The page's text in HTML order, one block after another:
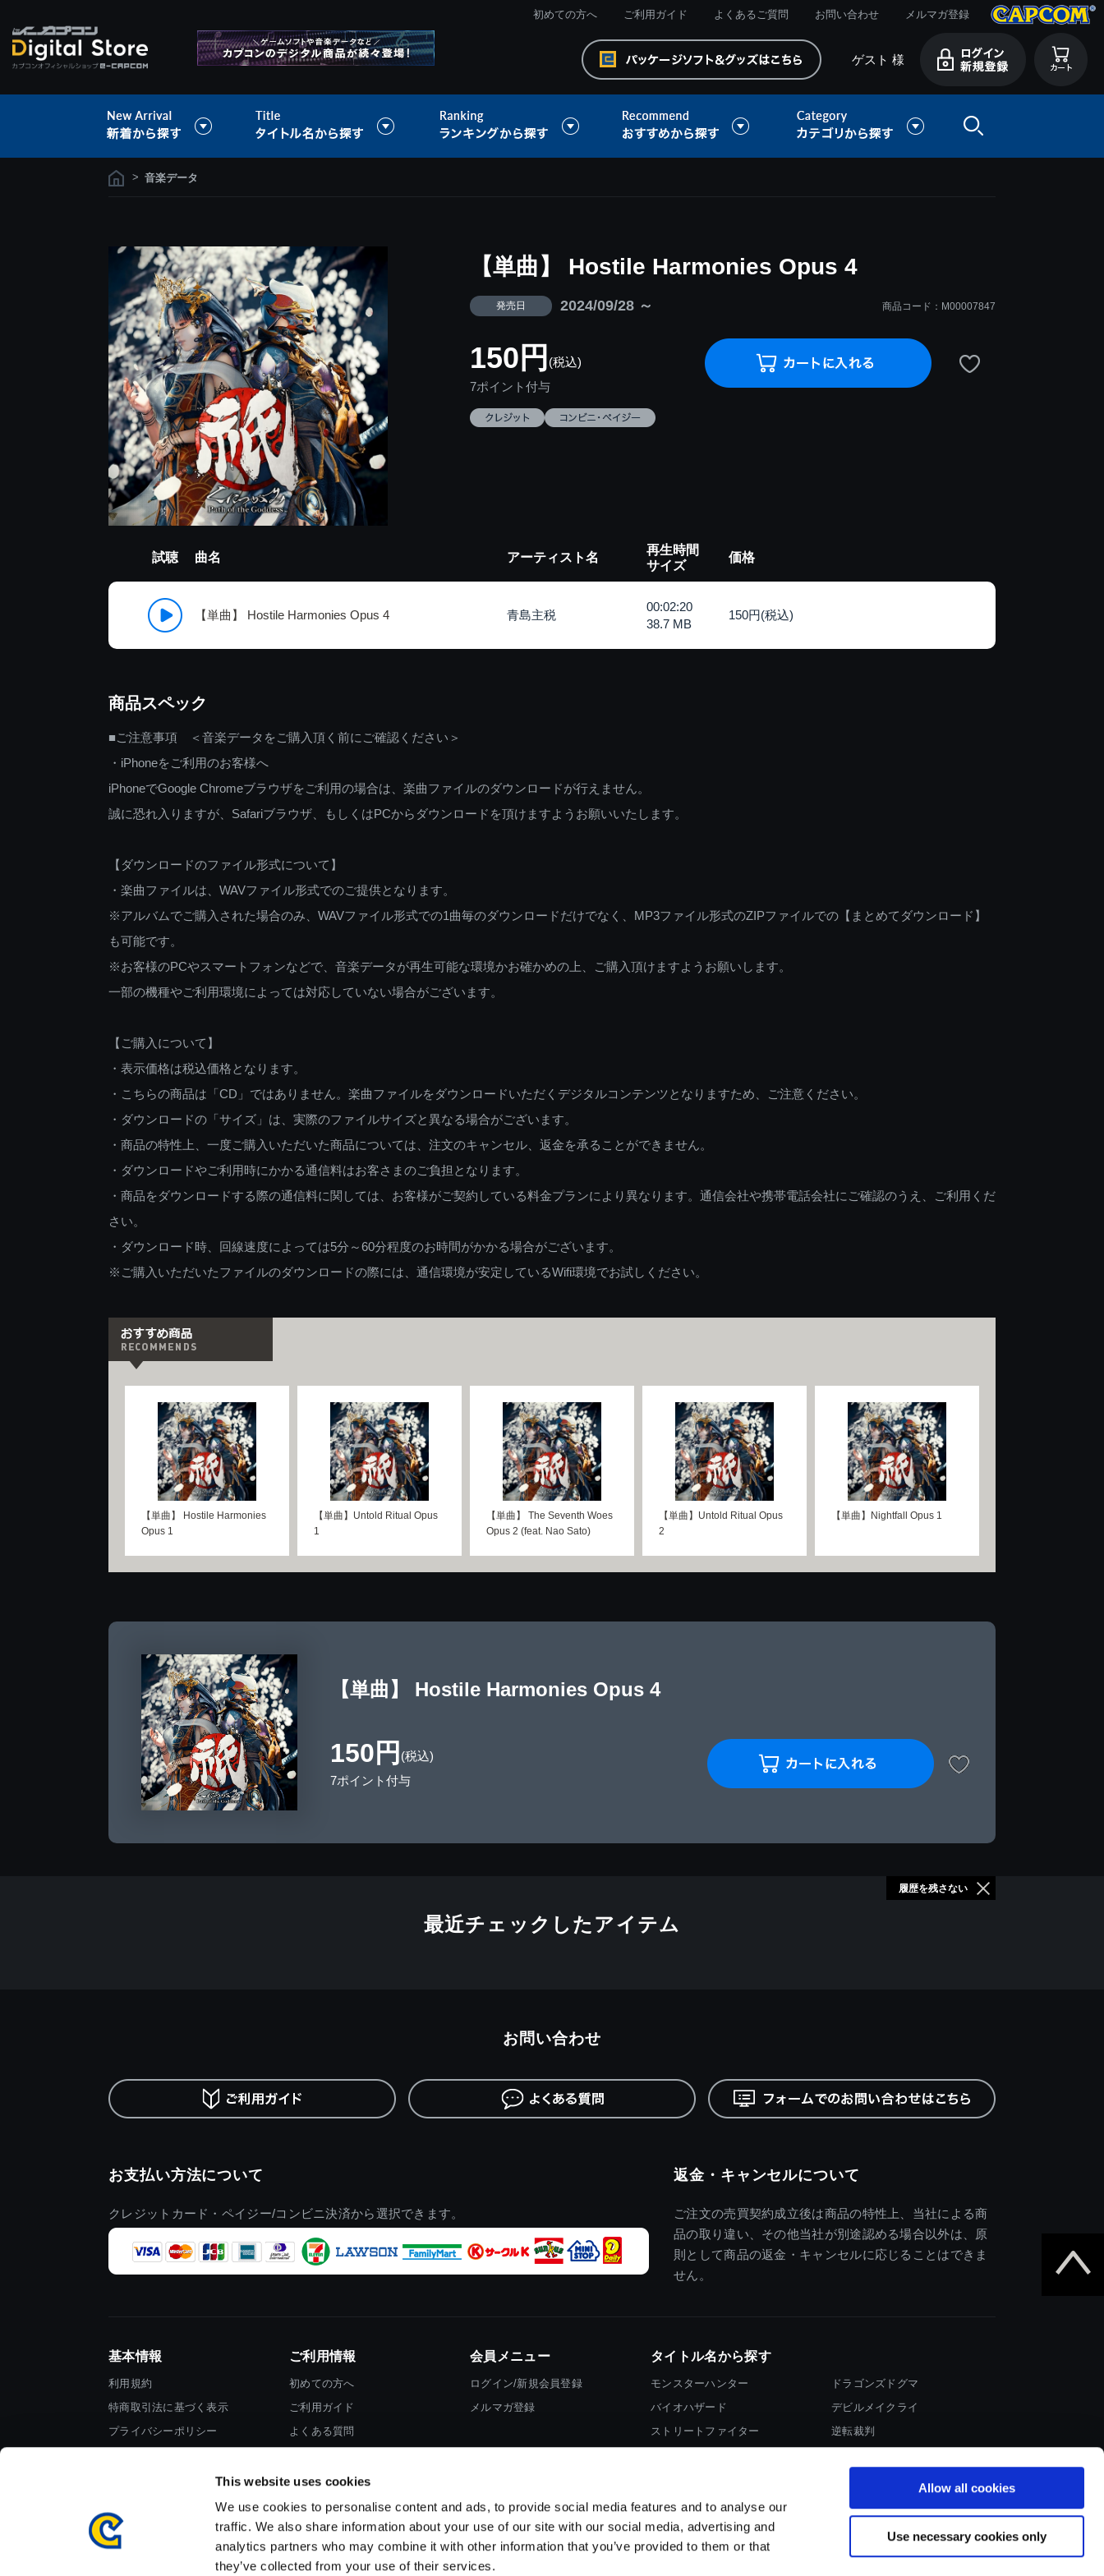
This website uses cookies
We use cookies to personalise content and ads, to provide social media features and to analyse our
traffic. We also share information about your use of our site with our social media, advertising and
analytics partners who may combine it with other information that you’ve provided to them or that
they’ve collected from your use of their services.
Allow all cookies
Use necessary cookies only
初めての方へ ご利用ガイド よくあるご質問 お問い合わせ メルマガ登録
ゲスト 様
> 音楽データ
【単曲】 Hostile Harmonies Opus 4
発売日 2024/09/28 ～ 商品コード：M00007847
150円 (税込)
7ポイント付与
試聴 曲名 アーティスト名
再生時間
サイズ
価格
【単曲】 Hostile Harmonies Opus 4 青島主税
00:02:20
38.7 MB
150円(税込)
商品スペック
■ご注意事項 ＜音楽データをご購入頂く前にご確認ください＞
・iPhoneをご利用のお客様へ
iPhoneでGoogle Chromeブラウザをご利用の場合は、楽曲ファイルのダウンロードが行えません。
誠に恐れ入りますが、Safariブラウザ、もしくはPCからダウンロードを頂けますようお願いいたします。
【ダウンロードのファイル形式について】
・楽曲ファイルは、WAVファイル形式でのご提供となります。
※アルバムでご購入された場合のみ、WAVファイル形式での1曲毎のダウンロードだけでなく、MP3ファイル形式のZIPファイルでの【まとめてダウンロード】
も可能です。
※お客様のPCやスマートフォンなどで、音楽データが再生可能な環境かお確かめの上、ご購入頂けますようお願いします。
一部の機種やご利用環境によっては対応していない場合がございます。
【ご購入について】
・表示価格は税込価格となります。
・こちらの商品は「CD」ではありません。楽曲ファイルをダウンロードいただくデジタルコンテンツとなりますため、ご注意ください。
・ダウンロードの「サイズ」は、実際のファイルサイズと異なる場合がございます。
・商品の特性上、一度ご購入いただいた商品については、注文のキャンセル、返金を承ることができません。
・ダウンロードやご利用時にかかる通信料はお客さまのご負担となります。
・商品をダウンロードする際の通信料に関しては、お客様がご契約している料金プランにより異なります。通信会社や携帯電話会社にご確認のうえ、ご利用くだ
さい。
・ダウンロード時、回線速度によっては5分～60分程度のお時間がかかる場合がございます。
※ご購入いただいたファイルのダウンロードの際には、通信環境が安定しているWifi環境でお試しください。
【単曲】 Hostile Harmonies
Opus 1
【単曲】Untold Ritual Opus
1
【単曲】 The Seventh Woes
Opus 2 (feat. Nao Sato)
【単曲】Untold Ritual Opus
2
【単曲】Nightfall Opus 1
【単曲】 Hostile Harmonies Opus 4
150円 (税込)
7ポイント付与
最近チェックしたアイテム
履歴を残さない
お支払い方法について
クレジットカード・ペイジー/コンビニ決済から選択できます。
返金・キャンセルについて
ご注文の売買契約成立後は商品の特性上、当社による商
品の取り違い、その他当社が別途認める場合以外は、原
則として商品の返金・キャンセルに応じることはできま
せん。
お問い合わせ
基本情報
利用規約
特商取引法に基づく表示
プライバシーポリシー
ご利用情報
初めての方へ
ご利用ガイド
よくある質問
会員メニュー
ログイン/新規会員登録
メルマガ登録
タイトル名から探す
モンスターハンター
バイオハザード
ストリートファイター
ドラゴンズドグマ
デビルメイクライ
逆転裁判
スマートフォン版を表示する